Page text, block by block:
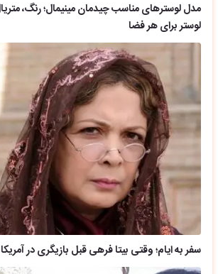
مدل لوسترهای مناسب چیدمان مینیمال؛ رنگ،
لوستر برای هر فضا
سفر به ایام؛ وقتی بیتا فرهی قبل بازیگری در آمریکا